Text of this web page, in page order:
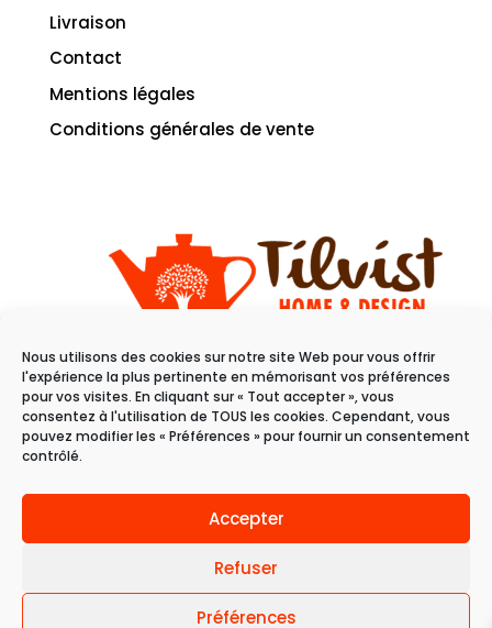
Nous utilisons des cookies sur notre site Web pour vous offrir
l'expérience la plus pertinente en mémorisant vos préférences
pour vos visites. En cliquant sur « Tout accepter », vous
consentez à l'utilisation de TOUS les cookies. Cependant, vous
pouvez modifier les « Préférences » pour fournir un consentement
contrôlé.
Accepter
Refuser
Préférences
Livraison
Contact
Mentions légales
Conditions générales de vente
11 rue du raisin
68100 Mulhouse
Du mardi au samedi